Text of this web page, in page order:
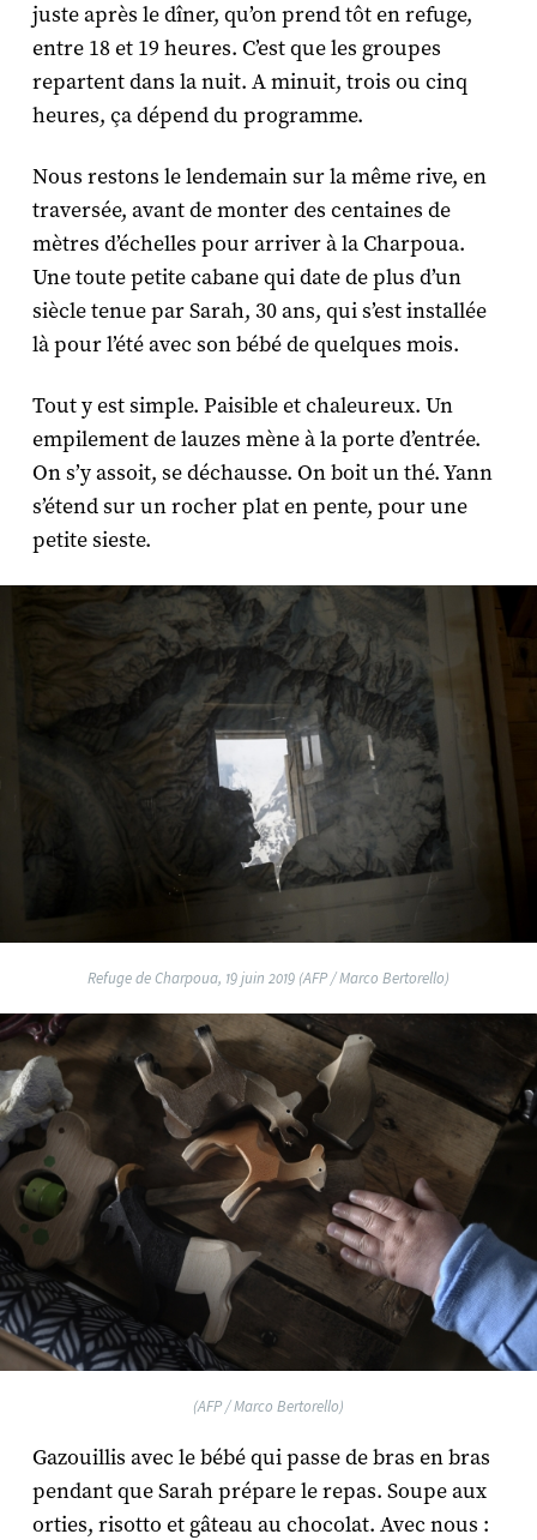
juste après le dîner, qu’on prend tôt en refuge,
entre 18 et 19 heures. C’est que les groupes
repartent dans la nuit. A minuit, trois ou cinq
heures, ça dépend du programme.
Nous restons le lendemain sur la même rive, en
traversée, avant de monter des centaines de
mètres d’échelles pour arriver à la Charpoua.
Une toute petite cabane qui date de plus d’un
siècle tenue par Sarah, 30 ans, qui s’est installée
là pour l’été avec son bébé de quelques mois.
Tout y est simple. Paisible et chaleureux. Un
empilement de lauzes mène à la porte d’entrée.
On s’y assoit, se déchausse. On boit un thé. Yann
s’étend sur un rocher plat en pente, pour une
petite sieste.
Refuge de Charpoua, 19 juin 2019 (AFP / Marco Bertorello)
(AFP / Marco Bertorello)
Gazouillis avec le bébé qui passe de bras en bras
pendant que Sarah prépare le repas. Soupe aux
orties, risotto et gâteau au chocolat. Avec nous :